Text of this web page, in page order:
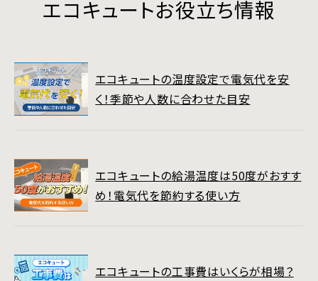
エコキュートお役立ち情報
エコキュートの温度設定で電気代を安
く！季節や人数に合わせた目安
エコキュートの給湯温度は50度がおすす
め！電気代を節約する使い方
エコキュートの工事費はいくらが相場？